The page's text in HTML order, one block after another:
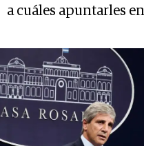
a cuáles apuntarles